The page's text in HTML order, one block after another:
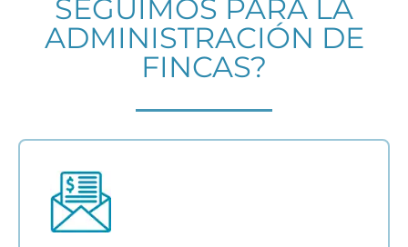
SEGUIMOS PARA LA
ADMINISTRACIÓN DE
FINCAS?